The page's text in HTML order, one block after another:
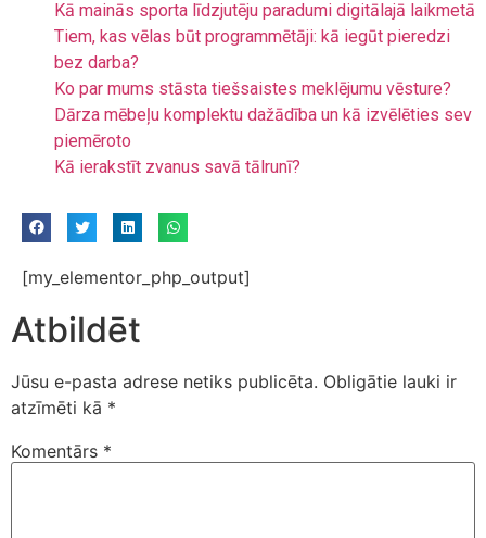
Kā mainās sporta līdzjutēju paradumi digitālajā laikmetā
Tiem, kas vēlas būt programmētāji: kā iegūt pieredzi
bez darba?
Ko par mums stāsta tiešsaistes meklējumu vēsture?
Dārza mēbeļu komplektu dažādība un kā izvēlēties sev
piemēroto
Kā ierakstīt zvanus savā tālrunī?
[my_elementor_php_output]
Atbildēt
Jūsu e-pasta adrese netiks publicēta. Obligātie lauki ir
atzīmēti kā *
Komentārs *